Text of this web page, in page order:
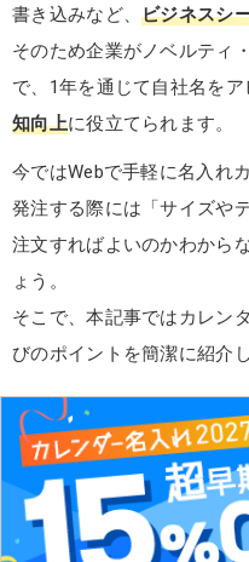
書き込みなど、ビジネスシ
そのため企業がノベルティ
で、1年を通じて自社名を
知向上に役立てられます。
今ではWebで手軽に名入れ
発注する際には「サイズや
注文すればよいのかわから
ょう。
そこで、本記事ではカレン
びのポイントを簡潔に紹介し